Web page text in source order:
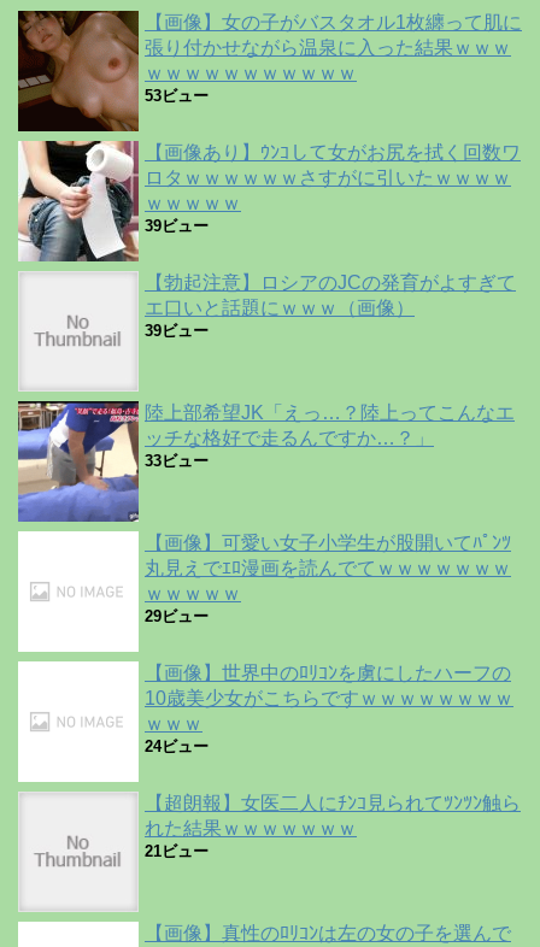
【画像】女の子がバスタオル1枚纏って肌に
張り付かせながら温泉に入った結果ｗｗｗ
ｗｗｗｗｗｗｗｗｗｗｗ
53ビュー
【画像あり】ｳﾝｺして女がお尻を拭く回数ワ
ロタｗｗｗｗｗｗさすがに引いたｗｗｗｗ
ｗｗｗｗｗ
39ビュー
【勃起注意】ロシアのJCの発育がよすぎて
エ口いと話題にｗｗｗ（画像）
39ビュー
陸上部希望JK「えっ…？陸上ってこんなエ
ッチな格好で走るんですか…？」
33ビュー
【画像】可愛い女子小学生が股開いてﾊﾟﾝﾂ
丸見えでｴﾛ漫画を読んでてｗｗｗｗｗｗｗ
ｗｗｗｗｗ
29ビュー
【画像】世界中のﾛﾘｺﾝを虜にしたハーフの
10歳美少女がこちらですｗｗｗｗｗｗｗｗ
ｗｗｗ
24ビュー
【超朗報】女医二人にﾁﾝｺ見られてﾂﾝﾂﾝ触ら
れた結果ｗｗｗｗｗｗｗ
21ビュー
【画像】真性のﾛﾘｺﾝは左の女の子を選んで